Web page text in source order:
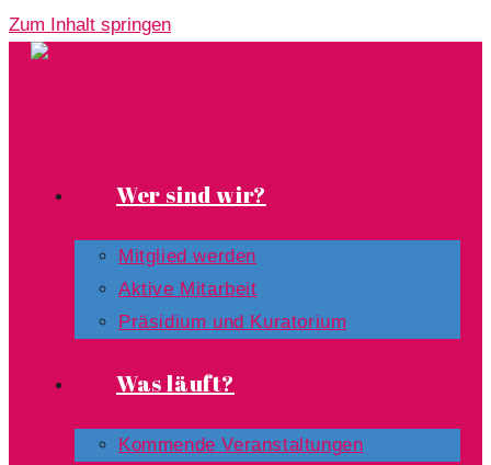
Zum Inhalt springen
Wer sind wir?
Mitglied werden
Aktive Mitarbeit
Präsidium und Kuratorium
Was läuft?
Kommende Veranstaltungen